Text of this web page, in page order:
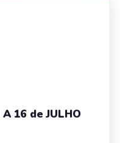
16 de JULHO